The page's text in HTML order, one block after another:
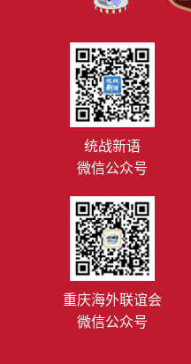
统战新语
微信公众号
重庆海外联谊会
微信公众号